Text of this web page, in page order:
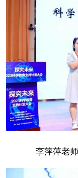
李萍萍老